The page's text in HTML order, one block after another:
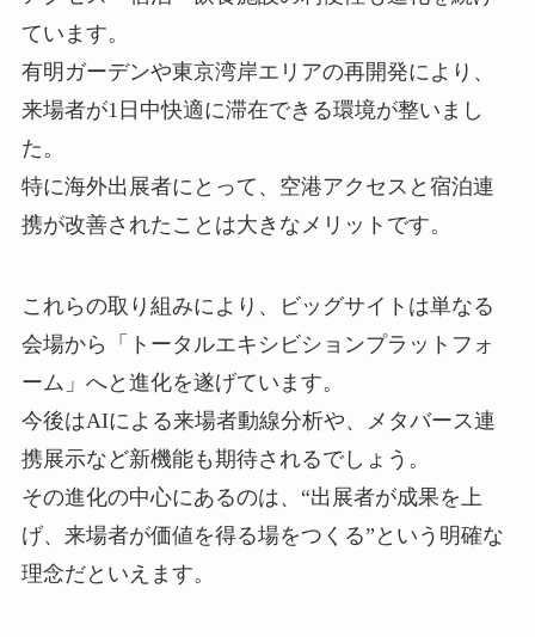
ています。
有明ガーデンや東京湾岸エリアの再開発により、
来場者が1日中快適に滞在できる環境が整いまし
た。
特に海外出展者にとって、空港アクセスと宿泊連
携が改善されたことは大きなメリットです。
これらの取り組みにより、ビッグサイトは単なる
会場から「トータルエキシビションプラットフォ
ーム」へと進化を遂げています。
今後はAIによる来場者動線分析や、メタバース連
携展示など新機能も期待されるでしょう。
その進化の中心にあるのは、“出展者が成果を上
げ、来場者が価値を得る場をつくる”という明確な
理念だといえます。